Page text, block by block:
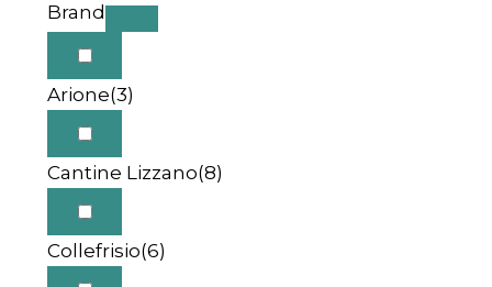
Brand
Arione(3)
Cantine Lizzano(8)
Collefrisio(6)